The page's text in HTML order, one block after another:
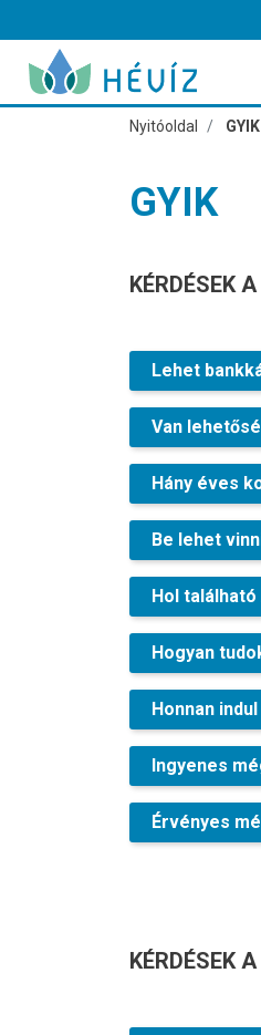
Nyitóoldal GYIK
GYIK
KÉRDÉSEK
Lehet
Van
Hány éves
Be lehet
Hol található
Hogyan
Honnan
Ingyenes
Érvényes
KÉRDÉSEK